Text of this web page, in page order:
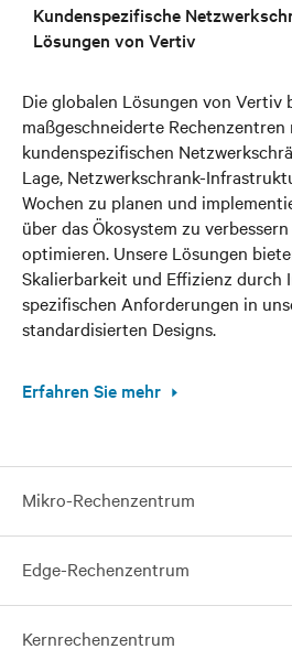
Kundenspezifische
Lösungen von Vertiv
Die globalen Lösungen von Vertiv
maßgeschneiderte
kundenspezifischen
Lage, Netzwerkschrank-
Wochen zu planen und
über das Ökosystem zu
optimieren. Unsere Lösungen
Skalierbarkeit und Effizienz durch
spezifischen Anforderungen in
standardisierten Designs.
Erfahren Sie mehr
Mikro-Rechenzentrum
Ihre Anforderungen
Edge-Rechenzentrum
Solutions an
Kernrechenzentrum